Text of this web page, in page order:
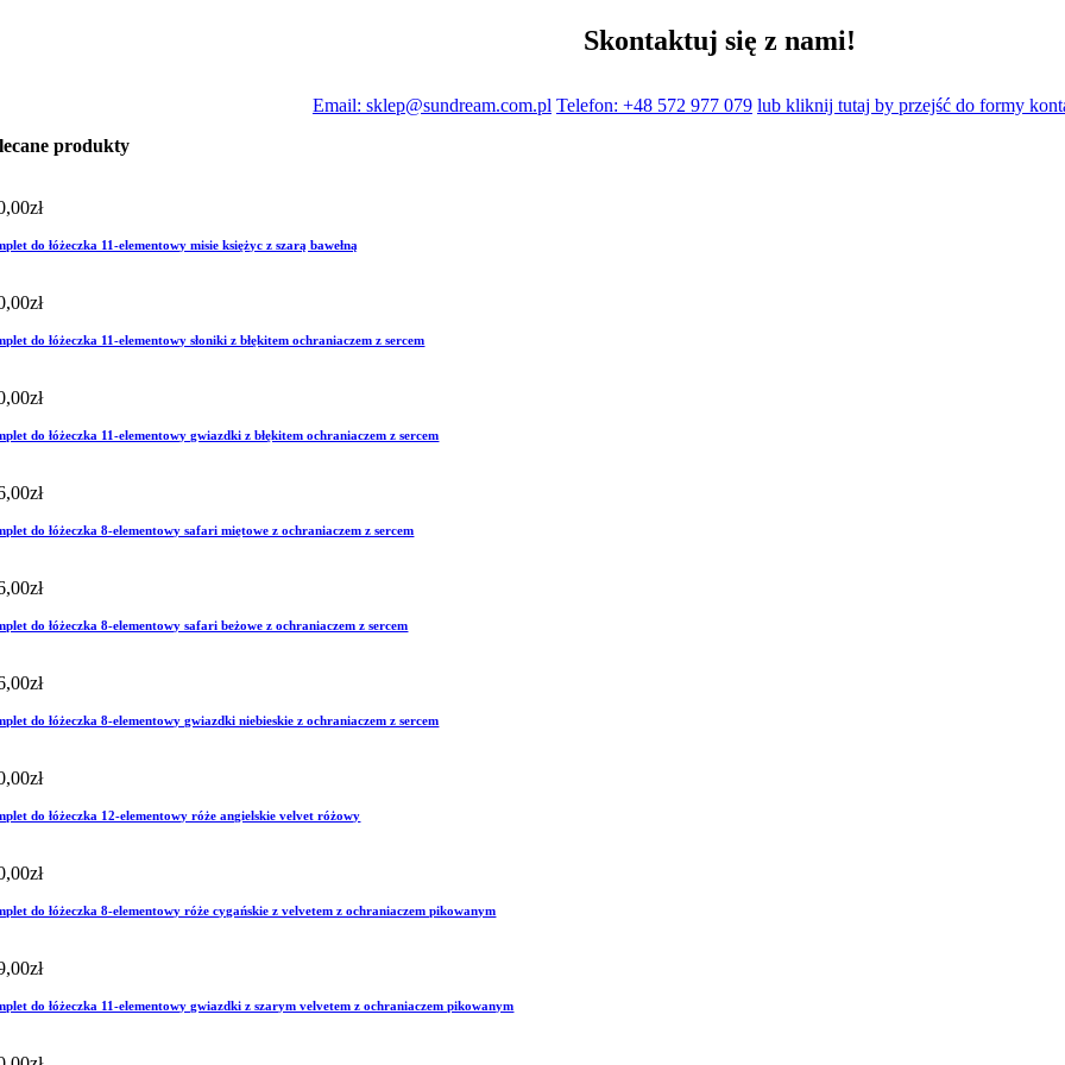
Skontaktuj się z nami!
Email: sklep@sundream.com.pl Telefon: +48 572 977 079 lub kliknij tutaj by przejść do formy
produkty
zł
do łóżeczka 11-elementowy misie księżyc z szarą bawełną
zł
do łóżeczka 11-elementowy słoniki z błękitem ochraniaczem z sercem
zł
do łóżeczka 11-elementowy gwiazdki z błękitem ochraniaczem z sercem
zł
do łóżeczka 8-elementowy safari miętowe z ochraniaczem z sercem
zł
do łóżeczka 8-elementowy safari beżowe z ochraniaczem z sercem
zł
do łóżeczka 8-elementowy gwiazdki niebieskie z ochraniaczem z sercem
zł
do łóżeczka 12-elementowy róże angielskie velvet różowy
zł
do łóżeczka 8-elementowy róże cygańskie z velvetem z ochraniaczem pikowanym
zł
do łóżeczka 11-elementowy gwiazdki z szarym velvetem z ochraniaczem pikowanym